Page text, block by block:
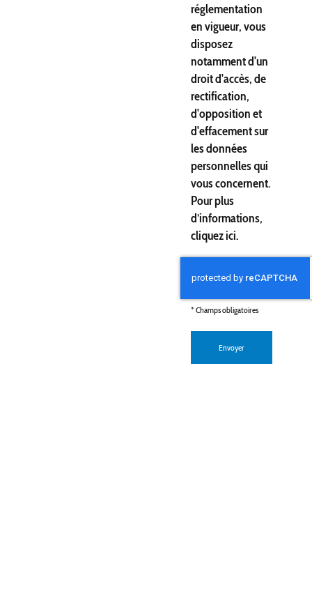
réglementation
en vigueur, vous
disposez
notamment d'un
droit d'accès, de
rectification,
d'opposition et
d'effacement sur
les données
personnelles qui
vous concernent.
Pour plus
d’informations,
cliquezici.
* Champs obligatoires